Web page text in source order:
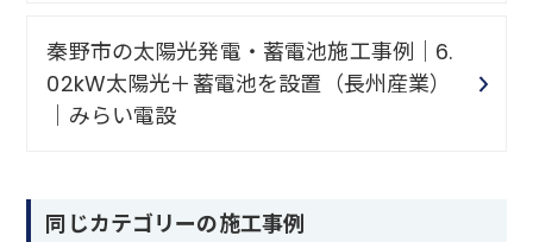
秦野市の太陽光発電・蓄電池施工事例｜6.
02kW太陽光＋蓄電池を設置（長州産業）
｜みらい電設
同じカテゴリーの施工事例